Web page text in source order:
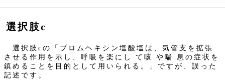
選択肢c
選択肢cの「ブロムヘキシン塩酸塩は、気管支を拡張
させる作用を示し、呼吸を楽にし て咳 や喘 息の症状を
鎮めることを目的として用いられる。」ですが、誤った
記述です。